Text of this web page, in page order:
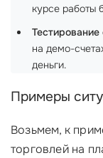
курсе работы
Тестирование
на демо-
деньги.
Примеры
Возьмем, к
торговлей на